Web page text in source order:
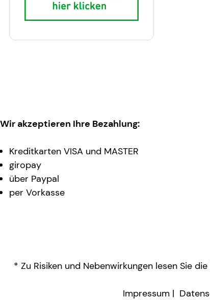
Wir akzeptieren Ihre Bezahlung:
Kreditkarten VISA und MASTER
giropay
über Paypal
per Vorkasse
* Zu Risiken und Nebenwirkungen lesen Sie
Impressum